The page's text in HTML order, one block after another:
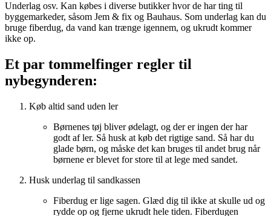
Underlag osv. Kan købes i diverse butikker hvor de har ting til
byggemarkeder, såsom Jem & fix og Bauhaus. Som underlag kan du
bruge fiberdug, da vand kan trænge igennem, og ukrudt kommer
ikke op.
Et par tommelfinger regler til
nybegynderen:
Køb altid sand uden ler
Børnenes tøj bliver ødelagt, og der er ingen der har
godt af ler. Så husk at køb det rigtige sand. Så har du
glade børn, og måske det kan bruges til andet brug når
børnene er blevet for store til at lege med sandet.
Husk underlag til sandkassen
Fiberdug er lige sagen. Glæd dig til ikke at skulle ud og
rydde op og fjerne ukrudt hele tiden. Fiberdugen